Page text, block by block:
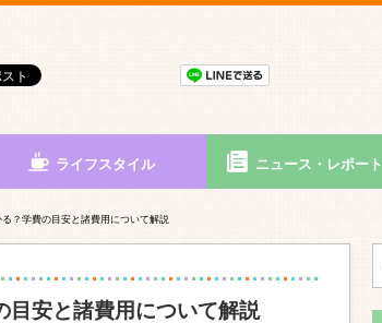
ライフスタイル ニュース・レポート
？学費の目安と諸費用について解説
目安と諸費用について解説